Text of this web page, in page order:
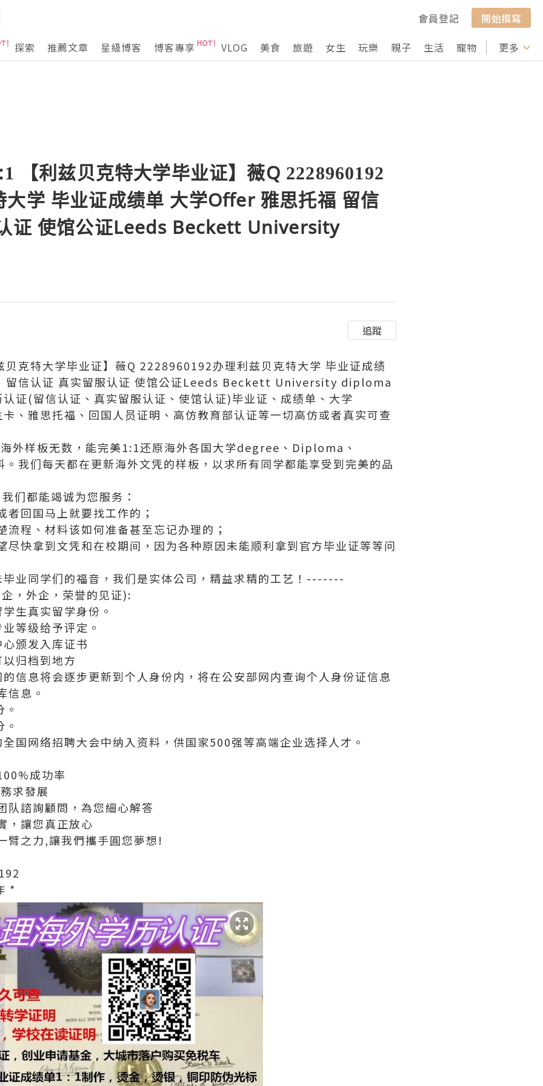
會員登記
開始撰寫
探索
推薦文章 星級博客 博客專享 VLOG 美食 旅遊 女生 玩樂 親子 生活 寵物 行山 打卡
更多
【利兹贝克特大学毕业证】薇Q 2228960192
大学 毕业证成绩单 大学Offer 雅思托福 留信
证 使馆公证Leeds Beckett University
追蹤
贝克特大学毕业证】薇Q 2228960192办理利兹贝克特大学 毕业证成绩
留信认证 真实留服认证 使馆公证Leeds Beckett University diploma
证(留信认证、真实留服认证、使馆认证)毕业证、成绩单、大学
、雅思托福、回国人员证明、高仿教育部认证等一切高仿或者真实可查
外样板无数，能完美1:1还原海外各国大学degree、Diploma、
我们每天都在更新海外文凭的样板，以求所有同学都能享受到完美的品
们都能竭诚为您服务：
者回国马上就要找工作的；
流程、材料该如何准备甚至忘记办理的；
尽快拿到文凭和在校期间，因为各种原因未能顺利拿到官方毕业证等等问
业同学们的福音，我们是实体公司，精益求精的工艺！-------
，外企，荣誉的见证):
生真实留学身份。
等级给予评定。
颁发入库证书
归档到地方
信息将会逐步更新到个人身份内，将在公安部网内查询个人身份证信息
信息。
国网络招聘大会中纳入资料，供国家500强等高端企业选择人才。
成功率
求發展
队諮詢顧問，為您細心解答
，讓您真正放心
臂之力,讓我們攜手圓您夢想!
*